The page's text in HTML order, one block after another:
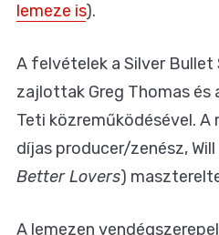
lemeze is).
A felvételek a Silver
zajlottak Greg Thomas és
Teti közreműködésével. A
díjas producer/zenész,
Better Lovers)
A lemezen vendégszerepel